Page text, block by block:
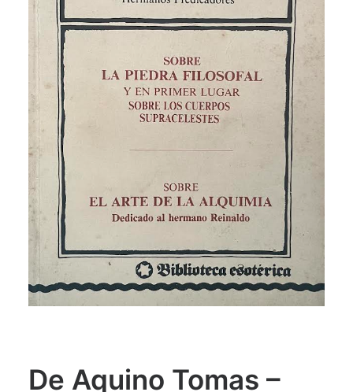
AUTORES DESTACADOS
GLOSARIO
CONTACTO
LOGIN / REGISTER
CART
De Aquino Tomas –